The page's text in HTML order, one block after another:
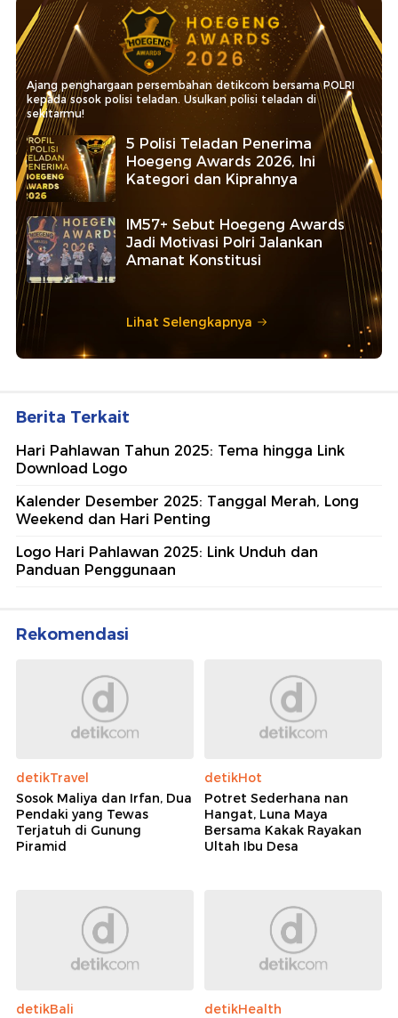
Ajang penghargaan persembahan detikcom bersama POLRI
kepada sosok polisi teladan. Usulkan polisi teladan di
sekitarmu!
5 Polisi Teladan Penerima
Hoegeng Awards 2026, Ini
Kategori dan Kiprahnya
IM57+ Sebut Hoegeng Awards
Jadi Motivasi Polri Jalankan
Amanat Konstitusi
Lihat Selengkapnya
Berita Terkait
Hari Pahlawan Tahun 2025: Tema hingga Link
Download Logo
Kalender Desember 2025: Tanggal Merah, Long
Weekend dan Hari Penting
Logo Hari Pahlawan 2025: Link Unduh dan
Panduan Penggunaan
Rekomendasi
detikTravel
Sosok Maliya dan Irfan, Dua
Pendaki yang Tewas
Terjatuh di Gunung
Piramid
detikHot
Potret Sederhana nan
Hangat, Luna Maya
Bersama Kakak Rayakan
Ultah Ibu Desa
detikBali
detikHealth